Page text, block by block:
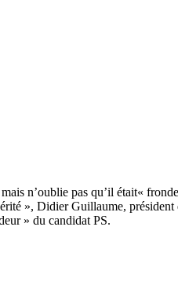
», Didier Guillaume,
» du candidat PS.